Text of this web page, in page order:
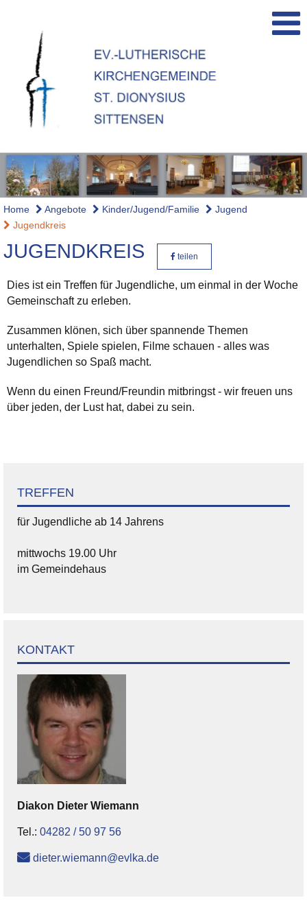
Home Angebote Kinder/Jugend/Familie
Jugend
Jugendkreis
JUGENDKREIS teilen
Dies ist ein Treffen für Jugendliche, um einmal in der Woche
Gemeinschaft zu erleben.
Zusammen klönen, sich über spannende Themen
unterhalten, Spiele spielen, Filme schauen - alles was
Jugendlichen so Spaß macht.
Wenn du einen Freund/Freundin mitbringst - wir freuen uns
über jeden, der Lust hat, dabei zu sein.
TREFFEN
für Jugendliche ab 14 Jahrens
mittwochs 19.00 Uhr
im Gemeindehaus
KONTAKT
Diakon Dieter Wiemann
Tel.: 04282 / 50 97 56
dieter.wiemann@evlka.de